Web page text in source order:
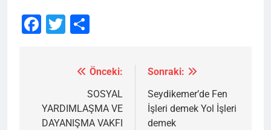
Facebook
Twitter
gezinmesi
Önceki:
SOSYAL
YARDIMLAŞMA VE
DAYANIŞMA VAKFI
Sonraki:
Seydikemer’de Fen
İşleri demek Yol İşleri
demek